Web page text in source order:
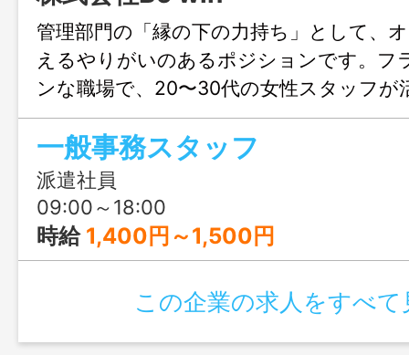
管理部門の「縁の下の力持ち」として、
えるやりがいのあるポジションです。フ
ンな職場で、20〜30代の女性スタッフが
せのみも大歓迎、まずはじょぶる福岡ま
絡ください。
一般事務スタッフ
派遣社員
09:00～18:00
時給 1,400円～1,500円
この企業の求人をすべて